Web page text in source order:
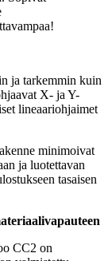
ja tarkemmin kuin
X- ja Y-
lineaariohjaimet
minimoivat
ja luotettavan
tasaisen
CC2 on